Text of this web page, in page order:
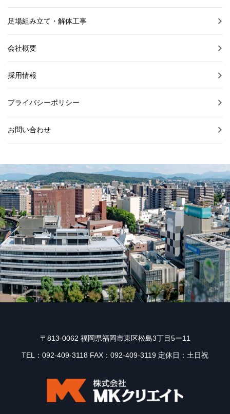
足場組み立て・解体工事
会社概要
採用情報
プライバシーポリシー
お問い合わせ
〒813-0062 福岡県福岡市東区松島3丁目5ー11
TEL：092-409-3118 FAX：092-409-3119 定休日：土日祝